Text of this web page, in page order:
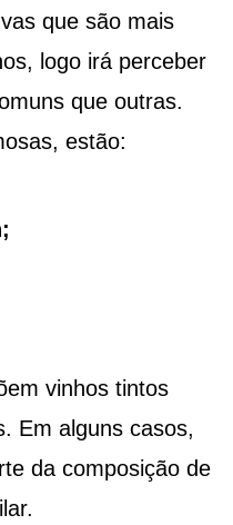
que são mais
logo irá perceber
que outras.
estão:
vinhos tintos
Em alguns casos,
da composição de